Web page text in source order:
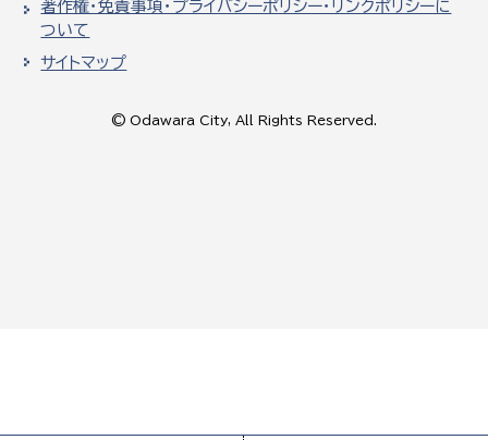
著作権・免責事項・プライバシーポリシー・リンクポリシーに
ついて
サイトマップ
© Odawara City, All Rights Reserved.